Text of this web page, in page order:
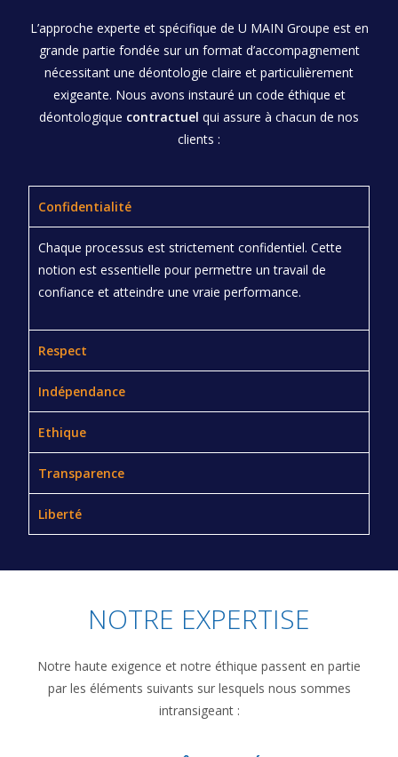
L’approche experte et spécifique de U MAIN Groupe est en
grande partie fondée sur un format d’accompagnement
nécessitant une déontologie claire et particulièrement
exigeante. Nous avons instauré un code éthique et
déontologique contractuel qui assure à chacun de nos
clients :
Confidentialité
Chaque processus est strictement confidentiel. Cette
notion est essentielle pour permettre un travail de
confiance et atteindre une vraie performance.
Respect
Indépendance
Ethique
Transparence
Liberté
NOTRE EXPERTISE
Notre haute exigence et notre éthique passent en partie
par les éléments suivants sur lesquels nous sommes
intransigeant :